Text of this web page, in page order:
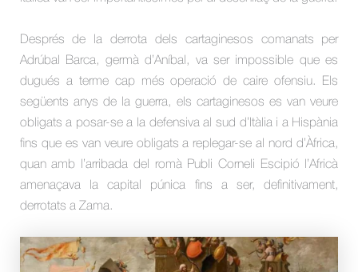
Després de la derrota dels cartaginesos comanats per
Adrúbal Barca, germà d’Aníbal, va ser impossible que es
dugués a terme cap més operació de caire ofensiu. Els
següents anys de la guerra, els cartaginesos es van veure
obligats a posar-se a la defensiva al sud d’Itàlia i a Hispània
fins que es van veure obligats a replegar-se al nord d’Àfrica,
quan amb l’arribada del romà Publi Corneli Escipió l’Africà
amenaçava la capital púnica fins a ser, definitivament,
derrotats a Zama.